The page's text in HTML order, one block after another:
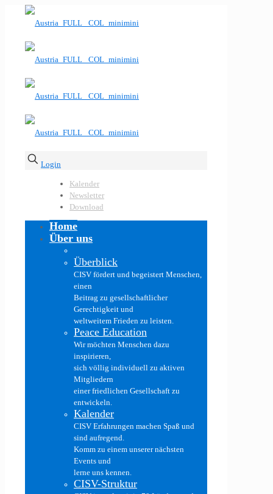
Login
Kalender
Newsletter
Download
Home
Über uns
Überblick
CISV fördert und begeistert Menschen,
einen
Beitrag zu gesellschaftlicher
Gerechtigkeit und
weltweitem Frieden zu leisten.
Peace Education
Wir möchten Menschen dazu
inspirieren,
sich völlig individuell zu aktiven
Mitgliedern
einer friedlichen Gesellschaft zu
entwickeln.
Kalender
CISV Erfahrungen machen Spaß und
sind aufregend.
Komm zu einem unserer nächsten
Events und
lerne uns kennen.
CISV-Struktur